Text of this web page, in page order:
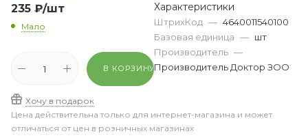
235 ₽/шт
Мало
В КОРЗИНУ
Хочу в подарок
Характеристики
ШтрихКод — 4640011540100
Базовая единица — шт
Производитель —
Производитель Доктор ЗОО
Цена действительна только для интернет-магазина и может
отличаться от цен в розничных магазинах